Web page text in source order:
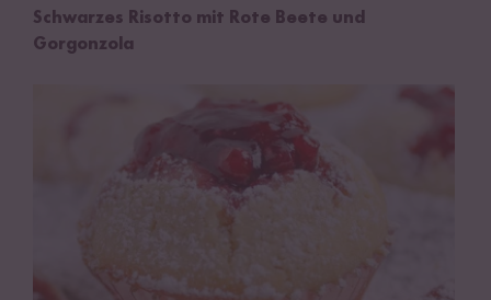
Schwarzes Risotto mit Rote Beete und
Gorgonzola